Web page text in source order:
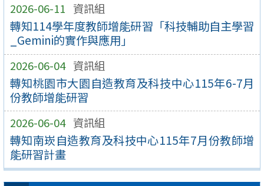
2026-06-11 資訊組
轉知114學年度教師增能研習「科技輔助自主學習
_Gemini的實作與應用」
2026-06-04 資訊組
轉知桃園市大園自造教育及科技中心115年6-7月
份教師增能研習
2026-06-04 資訊組
轉知南崁自造教育及科技中心115年7月份教師增
能研習計畫